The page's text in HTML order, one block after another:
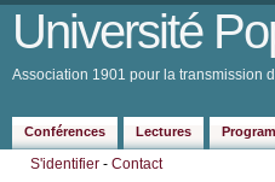
Université
Association 1901 pour la transmission
Conférences Lectures
S'identifier - Contact